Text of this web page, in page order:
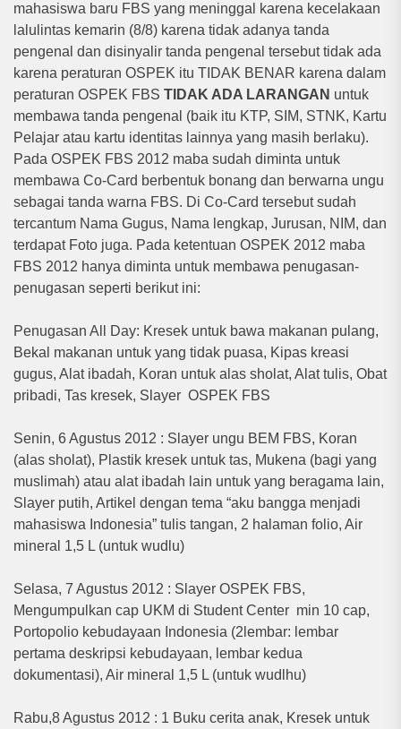
mahasiswa baru FBS yang meninggal karena kecelakaan
lalulintas kemarin (8/8) karena tidak adanya tanda
pengenal dan disinyalir tanda pengenal tersebut tidak ada
karena peraturan OSPEK itu TIDAK BENAR karena dalam
peraturan OSPEK FBS TIDAK ADA LARANGAN untuk
membawa tanda pengenal (baik itu KTP, SIM, STNK, Kartu
Pelajar atau kartu identitas lainnya yang masih berlaku).
Pada OSPEK FBS 2012 maba sudah diminta untuk
membawa Co-Card berbentuk bonang dan berwarna ungu
sebagai tanda warna FBS. Di Co-Card tersebut sudah
tercantum Nama Gugus, Nama lengkap, Jurusan, NIM, dan
terdapat Foto juga. Pada ketentuan OSPEK 2012 maba
FBS 2012 hanya diminta untuk membawa penugasan-
penugasan seperti berikut ini:
Penugasan All Day: Kresek untuk bawa makanan pulang,
Bekal makanan untuk yang tidak puasa, Kipas kreasi
gugus, Alat ibadah, Koran untuk alas sholat, Alat tulis, Obat
pribadi, Tas kresek, Slayer OSPEK FBS
Senin, 6 Agustus 2012 : Slayer ungu BEM FBS, Koran
(alas sholat), Plastik kresek untuk tas, Mukena (bagi yang
muslimah) atau alat ibadah lain untuk yang beragama lain,
Slayer putih, Artikel dengan tema “aku bangga menjadi
mahasiswa Indonesia” tulis tangan, 2 halaman folio, Air
mineral 1,5 L (untuk wudlu)
Selasa, 7 Agustus 2012 : Slayer OSPEK FBS,
Mengumpulkan cap UKM di Student Center min 10 cap,
Portopolio kebudayaan Indonesia (2lembar: lembar
pertama deskripsi kebudayaan, lembar kedua
dokumentasi), Air mineral 1,5 L (untuk wudlhu)
Rabu,8 Agustus 2012 : 1 Buku cerita anak, Kresek untuk